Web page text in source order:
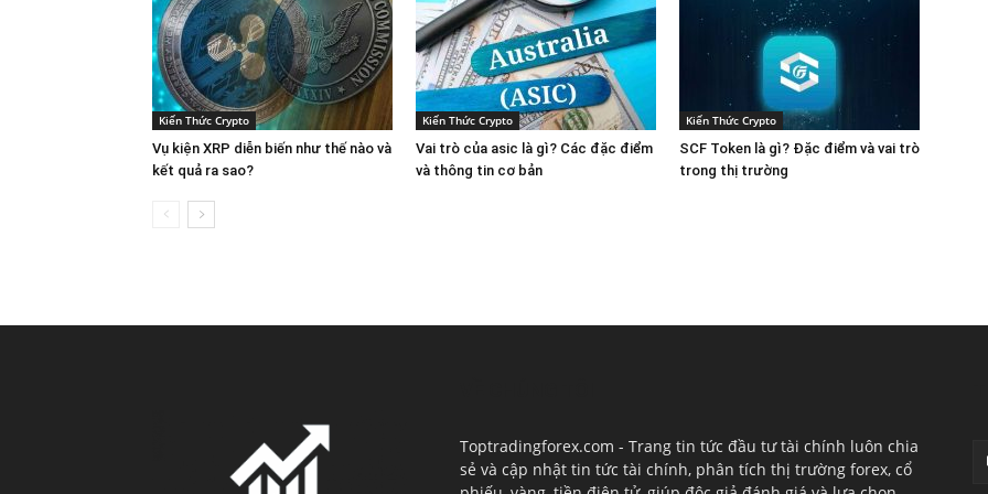
Kiến Thức Crypto
Vụ kiện XRP diễn biến như thế nào và
kết quả ra sao?
Kiến Thức Crypto
Vai trò của asic là gì? Các đặc điểm
và thông tin cơ bản
Kiến Thức Crypto
SCF Token là gì? Đặc điểm và vai trò
trong thị trường
Toptradingforex.com - Trang tin tức đầu tư tài chính luôn chia
sẻ và cập nhật tin tức tài chính, phân tích thị trường forex, cổ